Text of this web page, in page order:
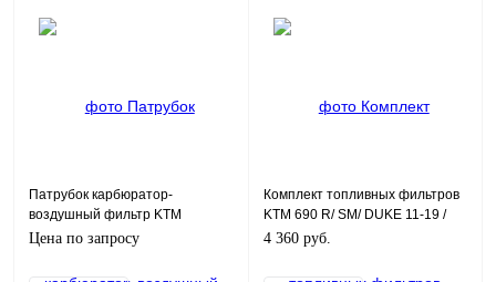
Патрубок карбюратор-
воздушный фильтр KTM
SX65/98-08
Цена по запросу
Комплект топливных фильтров
KTM 690 R/ SM/ DUKE 11-19 /
EXC-F SX-F XC-F SMC XC-W
4 360 руб.